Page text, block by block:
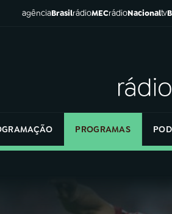
agênciaBrasilrádioMECrádioNacionaltv
PROGRAMAS